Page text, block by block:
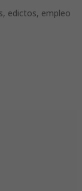
edictos, empleo